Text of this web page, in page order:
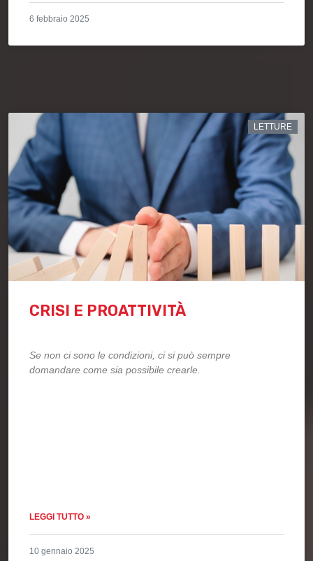
6 febbraio 2025
LETTURE
CRISI E PROATTIVITÀ
Se non ci sono le condizioni, ci si può sempre
domandare come sia possibile crearle.
LEGGI TUTTO »
10 gennaio 2025